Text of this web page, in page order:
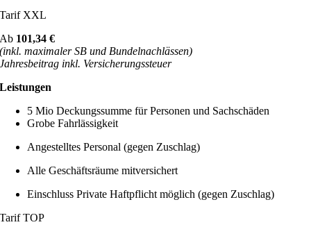
Tarif XXL
Ab 101,34 €
(inkl. maximaler SB und Bundelnachlässen)
Jahresbeitrag inkl. Versicherungssteuer
Leistungen
5 Mio Deckungssumme für Personen und Sachschäden
Grobe Fahrlässigkeit
Angestelltes Personal (gegen Zuschlag)
Alle Geschäftsräume mitversichert
Einschluss Private Haftpflicht möglich (gegen Zuschlag)
Tarif TOP